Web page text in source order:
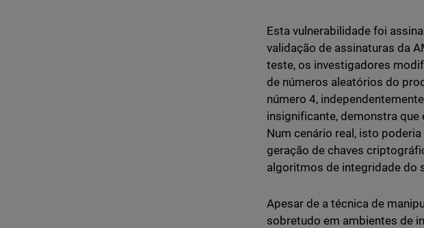
Esta vulnerabilidade foi
validação de assinaturas da
teste, os investigadores
de números aleatórios do
número 4,
insignificante, demonstra
Num cenário real, isto
geração de chaves
algoritmos de integridade do
Apesar de a técnica de
sobretudo em ambientes de